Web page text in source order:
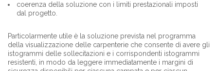
coerenza della soluzione con i limiti prestazionali imposti
dal progetto.
Particolarmente utile è la soluzione prevista nel programma
della visualizzazione delle carpenterie che consente di avere gli
istogrammi delle sollecitazioni e i corrispondenti istogrammi
resistenti, in modo da leggere immediatamente i margini di